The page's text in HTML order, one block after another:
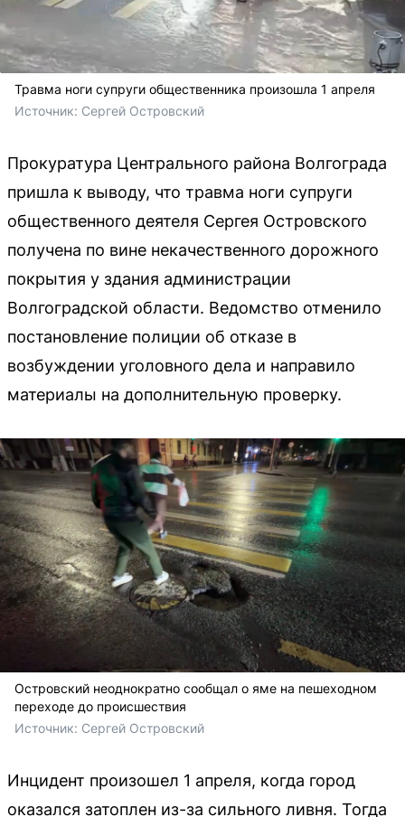
Травма ноги супруги общественника произошла 1 апреля
Источник: Сергей Островский
Прокуратура Центрального района Волгограда
пришла к выводу, что травма ноги супруги
общественного деятеля Сергея Островского
получена по вине некачественного дорожного
покрытия у здания администрации
Волгоградской области. Ведомство отменило
постановление полиции об отказе в
возбуждении уголовного дела и направило
материалы на дополнительную проверку.
Островский неоднократно сообщал о яме на пешеходном
переходе до происшествия
Источник: Сергей Островский
Инцидент произошел 1 апреля, когда город
оказался затоплен из-за сильного ливня. Тогда